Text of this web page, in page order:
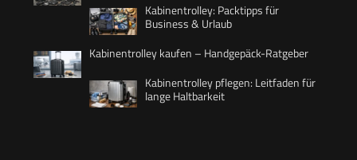
Kabinentrolley: Packtipps für
Business & Urlaub
Kabinentrolley kaufen – Handgepäck-Ratgeber
Kabinentrolley pflegen: Leitfaden für
lange Haltbarkeit